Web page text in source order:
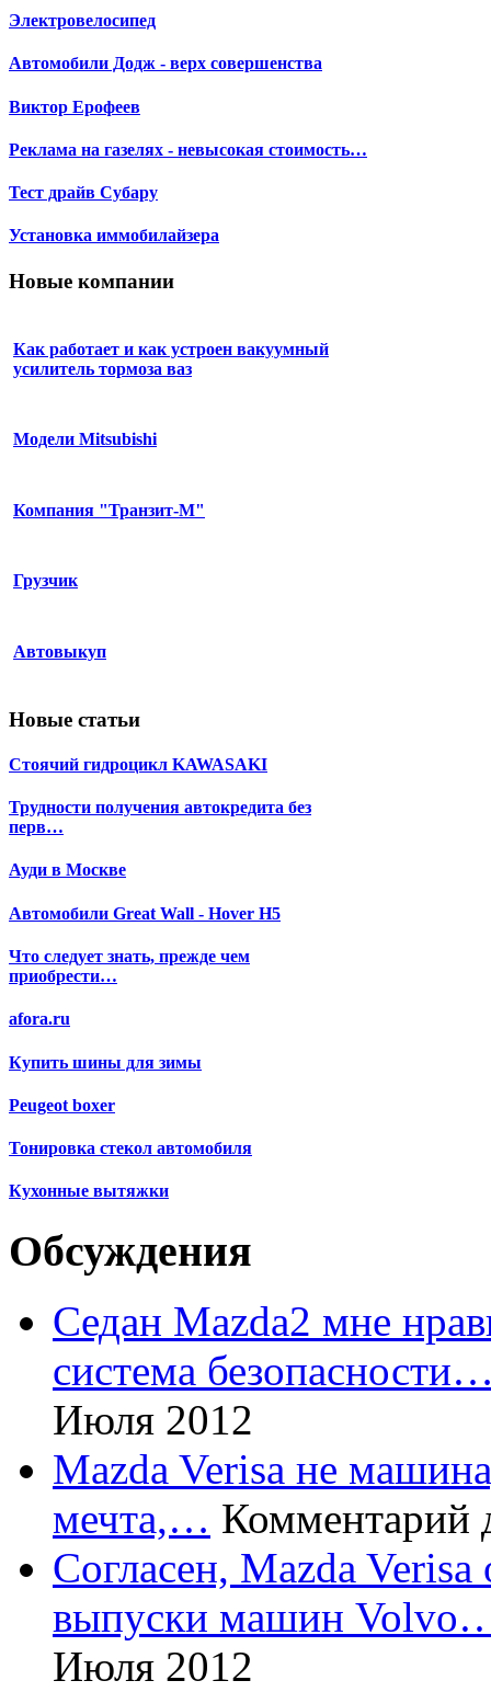
Электровелосипед
Автомобили Додж - верх совершенства
Виктор Ерофеев
Реклама на газелях - невысокая стоимость…
Тест драйв Субару
Установка иммобилайзера
Новые компании
Как работает и как устроен вакуумный
усилитель тормоза ваз
Модели Mitsubishi
Компания "Транзит-М"
Грузчик
Автовыкуп
Новые статьи
Стоячий гидроцикл KAWASAKI
Трудности получения автокредита без
перв…
Ауди в Москве
Автомобили Great Wall - Hover Н5
Что следует знать, прежде чем
приобрести…
afora.ru
Купить шины для зимы
Peugeot boxer
Тонировка стекол автомобиля
Кухонные вытяжки
Обсуждения
Седан Mazda2 мне
система
Июля 2012
Mazda Verisa не
мечта,… Комментарий
Согласен, Mazda
выпуски машин
Июля 2012